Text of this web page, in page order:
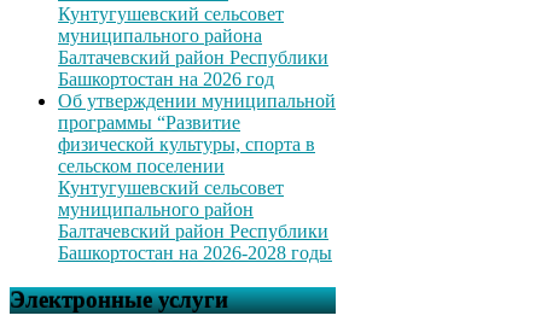
Кунтугушевский сельсовет
муниципального района
Балтачевский район Республики
Башкортостан на 2026 год
Об утверждении муниципальной
программы “Развитие
физической культуры, спорта в
сельском поселении
Кунтугушевский сельсовет
муниципального район
Балтачевский район Республики
Башкортостан на 2026-2028 годы
Электронные услуги